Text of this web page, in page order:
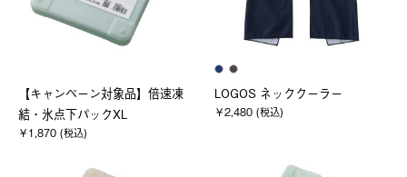
【キャンペーン対象品】倍速凍
結・氷点下パックXL
￥1,870 (税込)
LOGOS ネッククーラー
￥2,480 (税込)